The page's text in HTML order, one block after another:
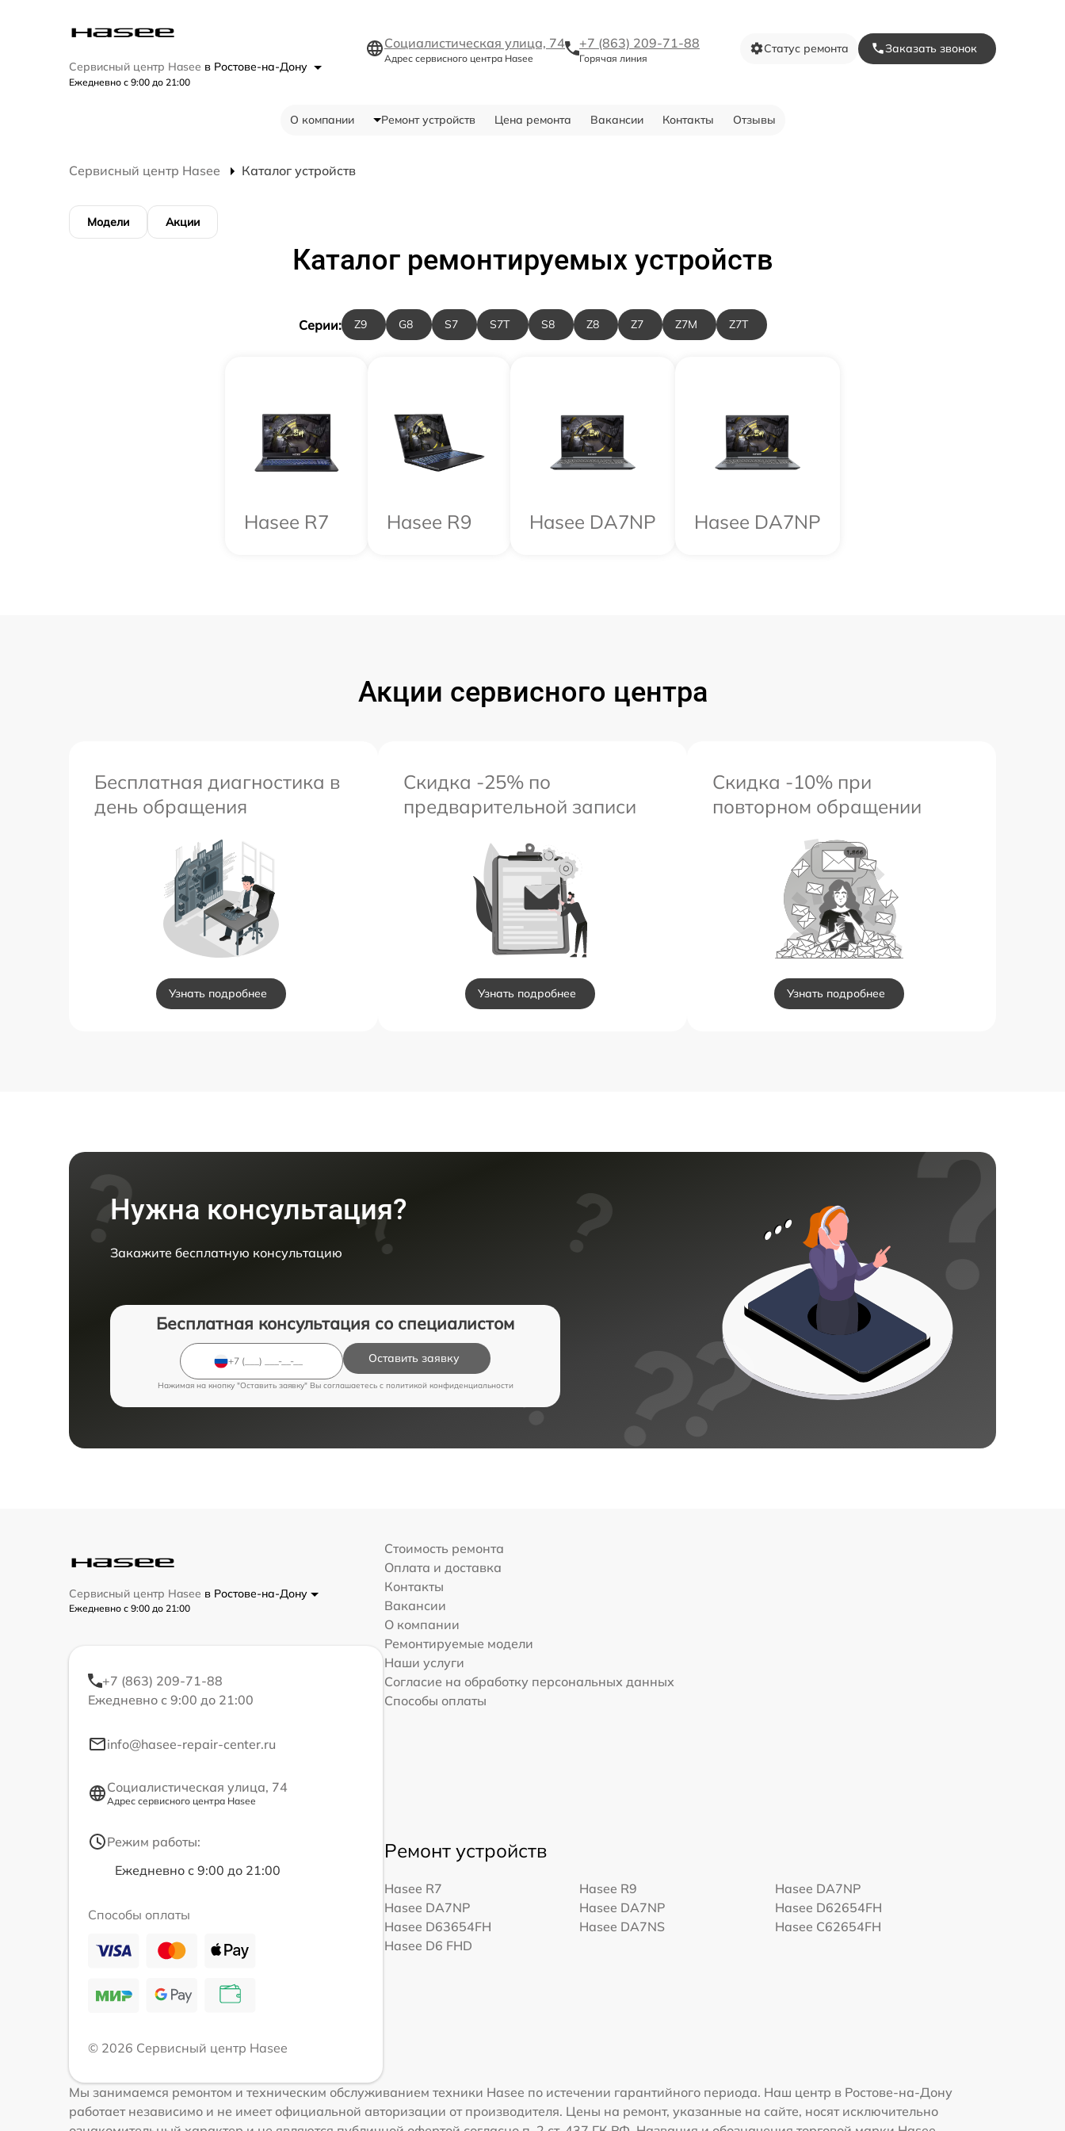
Сервисный центр Hasee в Ростове-на-Дону
Ежедневно с 9:00 до 21:00
Социалистическая улица, 74
Адрес сервисного центра Hasee
+7 (863) 209-71-88
Горячая линия
Статус ремонта Заказать звонок
О компании Ремонт устройств Цена ремонта Вакансии Контакты Отзывы
Сервисный центр Hasee Каталог устройств
Модели Акции
Каталог ремонтируемых устройств
Cерии: Z9 G8 S7 S7T S8 Z8 Z7 Z7M Z7T
Hasee R7 Hasee R9 Hasee DA7NP Hasee DA7NP
Акции сервисного центра
Бесплатная диагностика в
день обращения
Узнать подробнее
Скидка -25% по
предварительной записи
Узнать подробнее
Скидка -10% при
повторном обращении
Узнать подробнее
Нужна консультация?
Закажите бесплатную консультацию
Бесплатная консультация со специалистом
Оставить заявку
Нажимая на кнопку "Оставить заявку" Вы соглашаетесь c политикой конфиденциальности
Сервисный центр Hasee в Ростове-на-Дону
Ежедневно с 9:00 до 21:00
+7 (863) 209-71-88
Ежедневно с 9:00 до 21:00
info@hasee-repair-center.ru
Социалистическая улица, 74
Адрес сервисного центра Hasee
Режим работы:
Ежедневно с 9:00 до 21:00
Способы оплаты
© 2026 Сервисный центр Hasee
Стоимость ремонта
Оплата и доставка
Контакты
Вакансии
О компании
Ремонтируемые модели
Наши услуги
Согласие на обработку персональных данных
Способы оплаты
Ремонт устройств
Hasee R7 Hasee R9
Hasee DA7NP
Hasee DA7NP
Hasee DA7NP
Hasee D62654FH
Hasee D63654FH
Hasee DA7NS
Hasee C62654FH
Hasee D6 FHD
Мы занимаемся ремонтом и техническим обслуживанием техники Hasee по истечении гарантийного периода. Наш центр в Ростове-на-Дону
работает независимо и не имеет официальной авторизации от производителя. Цены на ремонт, указанные на сайте, носят исключительно